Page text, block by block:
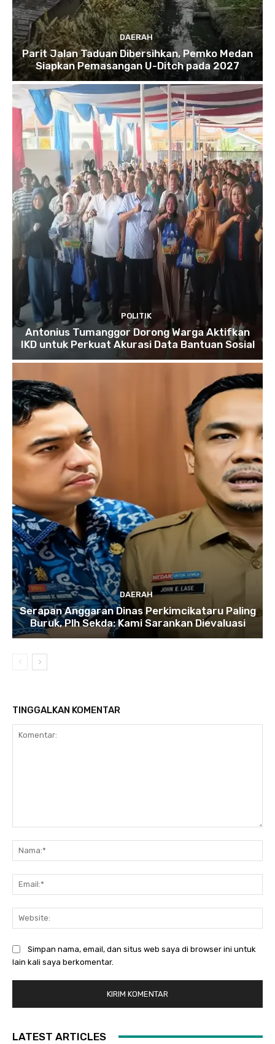
DAERAH
Parit Jalan Taduan Dibersihkan, Pemko Medan
Siapkan Pemasangan U-Ditch pada 2027
POLITIK
Antonius Tumanggor Dorong Warga Aktifkan
IKD untuk Perkuat Akurasi Data Bantuan Sosial
DAERAH
Serapan Anggaran Dinas Perkimcikataru Paling
Buruk, Plh Sekda: Kami Sarankan Dievaluasi
TINGGALKAN KOMENTAR
Simpan nama, email, dan situs web saya di browser ini untuk
lain kali saya berkomentar.
LATEST ARTICLES